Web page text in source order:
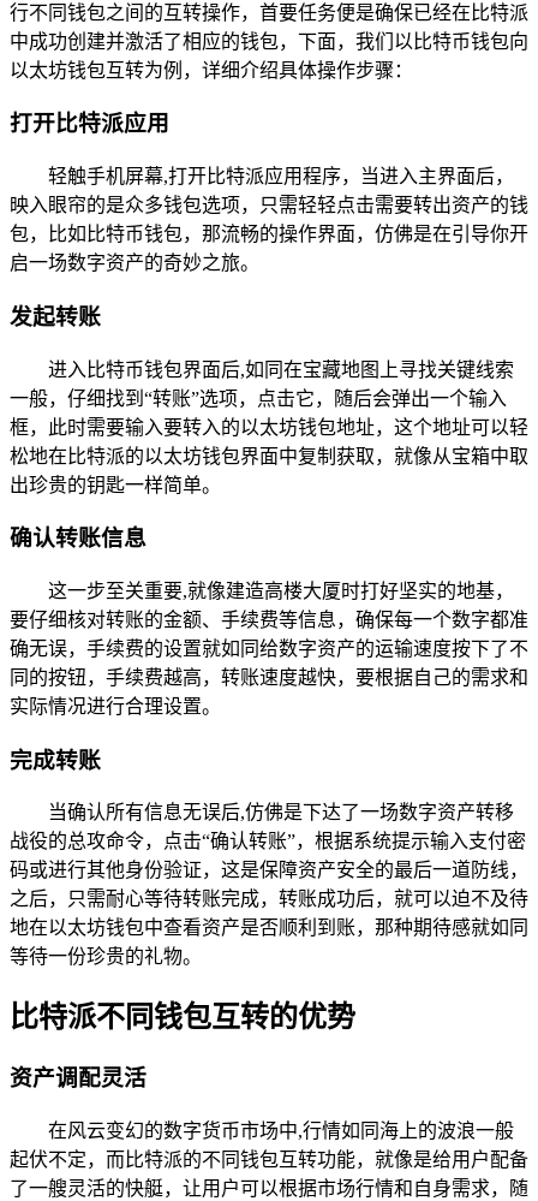
行不同钱包之间的互转操作，首要任务便是确保已经在比特派
中成功创建并激活了相应的钱包，下面，我们以比特币钱包向
以太坊钱包互转为例，详细介绍具体操作步骤：
打开比特派应用
轻触手机屏幕,打开比特派应用程序，当进入主界面后，
映入眼帘的是众多钱包选项，只需轻轻点击需要转出资产的钱
包，比如比特币钱包，那流畅的操作界面，仿佛是在引导你开
启一场数字资产的奇妙之旅。
发起转账
进入比特币钱包界面后,如同在宝藏地图上寻找关键线索
一般，仔细找到“转账”选项，点击它，随后会弹出一个输入
框，此时需要输入要转入的以太坊钱包地址，这个地址可以轻
松地在比特派的以太坊钱包界面中复制获取，就像从宝箱中取
出珍贵的钥匙一样简单。
确认转账信息
这一步至关重要,就像建造高楼大厦时打好坚实的地基，
要仔细核对转账的金额、手续费等信息，确保每一个数字都准
确无误，手续费的设置就如同给数字资产的运输速度按下了不
同的按钮，手续费越高，转账速度越快，要根据自己的需求和
实际情况进行合理设置。
完成转账
当确认所有信息无误后,仿佛是下达了一场数字资产转移
战役的总攻命令，点击“确认转账”，根据系统提示输入支付密
码或进行其他身份验证，这是保障资产安全的最后一道防线，
之后，只需耐心等待转账完成，转账成功后，就可以迫不及待
地在以太坊钱包中查看资产是否顺利到账，那种期待感就如同
等待一份珍贵的礼物。
比特派不同钱包互转的优势
资产调配灵活
在风云变幻的数字货币市场中,行情如同海上的波浪一般
起伏不定，而比特派的不同钱包互转功能，就像是给用户配备
了一艘灵活的快艇，让用户可以根据市场行情和自身需求，随